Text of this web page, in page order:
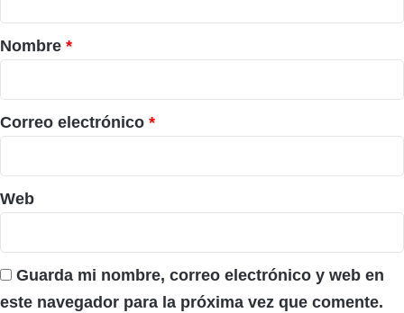
r
i
o
*
Nombre *
Correo electrónico *
Web
Guarda mi nombre, correo electrónico y web en
este navegador para la próxima vez que comente.